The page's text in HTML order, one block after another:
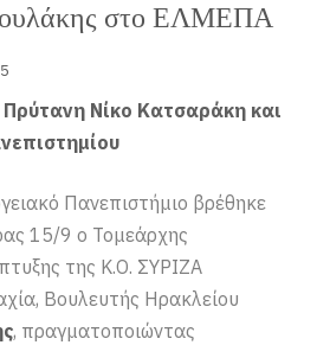
στο ΕΛΜΕΠΑ
Νίκο Κατσαράκη και
Πανεπιστήμιο βρέθηκε
15/9 ο Τομεάρχης
της Κ.Ο. ΣΥΡΙΖΑ
Βουλευτής Ηρακλείου
, πραγματοποιώντας